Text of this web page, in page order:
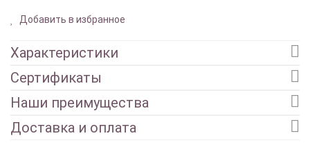
Добавить в избранное
Характеристики
Сертификаты
Наши преимущества
Доставка и оплата